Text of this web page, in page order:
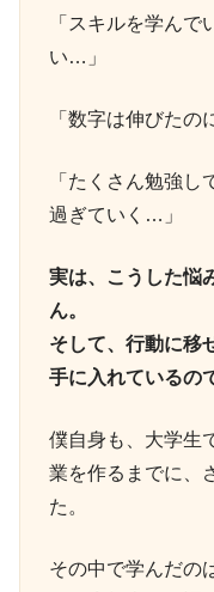
「スキルを学ん
い…」
「数字は伸びた
「たくさん勉強
過ぎていく…」
実は、こうした悩
ん。
そして、行動に移
手に入れているの
僕自身も、大学生
業を作るまでに、
た。
その中で学んだの